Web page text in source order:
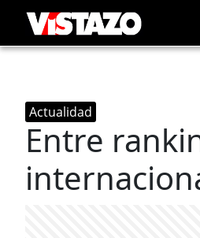
Actualidad
Entre